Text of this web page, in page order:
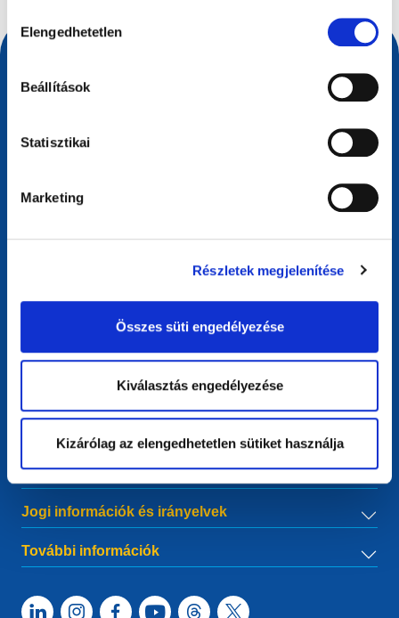
kiválasztása
Elengedhetetlen
Beállítások
Statisztikai
Marketing
Részletek megjelenítése
Összes süti engedélyezése
Kiválasztás engedélyezése
Kizárólag az elengedhetetlen sütiket használja
European Registry for Internet Domains vzw (EURid)
Telecomlaan 9/7
, Belgium
RPR Brussel – VAT BE 0864.240.405
+32 2 401 27 50
Általános támogatás: info@eurid.eu
Sajtómegkeresések:
Menü
Jogi információk és irányelvek
További információk